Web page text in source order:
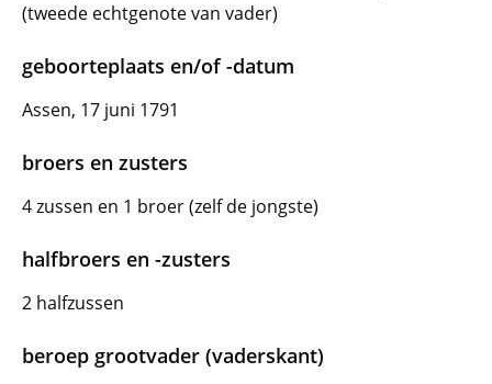
(tweede echtgenote van vader)
geboorteplaats en/of -datum
Assen, 17 juni 1791
broers en zusters
4 zussen en 1 broer (zelf de jongste)
halfbroers en -zusters
2 halfzussen
beroep grootvader (vaderskant)